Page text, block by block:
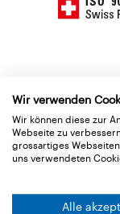
Wir verwenden
Wir können diese zur
Webseite zu
grossartiges
uns verwendeten
Alle